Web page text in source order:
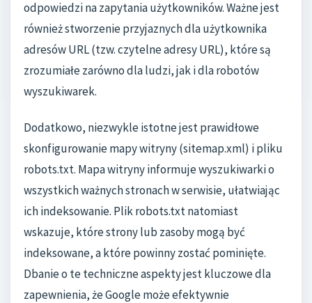
odpowiedzi na zapytania użytkowników. Ważne jest
również stworzenie przyjaznych dla użytkownika
adresów URL (tzw. czytelne adresy URL), które są
zrozumiałe zarówno dla ludzi, jak i dla robotów
wyszukiwarek.
Dodatkowo, niezwykle istotne jest prawidłowe
skonfigurowanie mapy witryny (sitemap.xml) i pliku
robots.txt. Mapa witryny informuje wyszukiwarki o
wszystkich ważnych stronach w serwisie, ułatwiając
ich indeksowanie. Plik robots.txt natomiast
wskazuje, które strony lub zasoby mogą być
indeksowane, a które powinny zostać pominięte.
Dbanie o te techniczne aspekty jest kluczowe dla
zapewnienia, że Google może efektywnie